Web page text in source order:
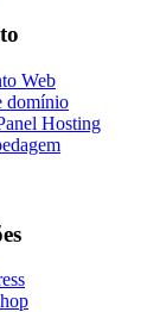
Web
domínio
Hosting